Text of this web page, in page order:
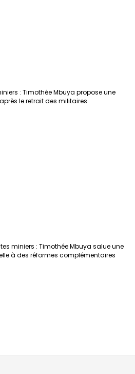
: Timothée Mbuya propose une
le retrait des militaires
miniers : Timothée Mbuya salue une
à des réformes complémentaires